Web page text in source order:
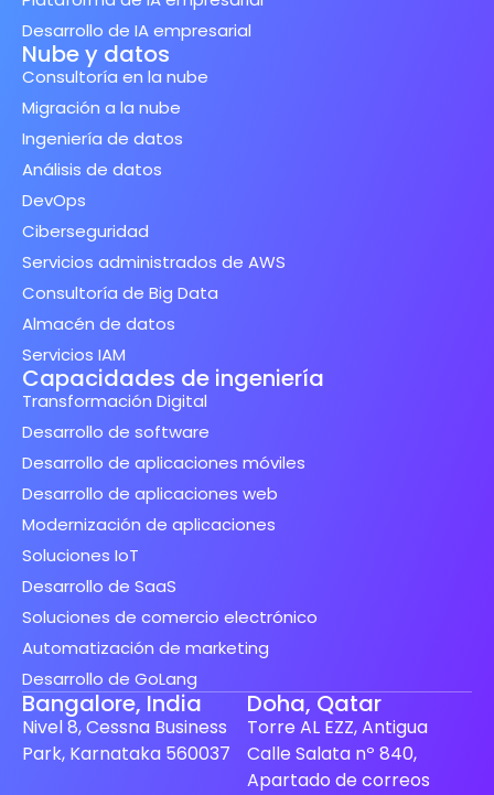
Desarrollo de IA empresarial
Nube y datos
Consultoría en la nube
Migración a la nube
Ingeniería de datos
Análisis de datos
DevOps
Ciberseguridad
Servicios administrados de AWS
Consultoría de Big Data
Almacén de datos
Servicios IAM
Capacidades de ingeniería
Transformación Digital
Desarrollo de software
Desarrollo de aplicaciones móviles
Desarrollo de aplicaciones web
Modernización de aplicaciones
Soluciones IoT
Desarrollo de SaaS
Soluciones de comercio electrónico
Automatización de marketing
Desarrollo de GoLang
Bangalore, India
Nivel 8, Cessna Business
Park, Karnataka 560037
Doha, Qatar
Torre AL EZZ, Antigua
Calle Salata nº 840,
Apartado de correos